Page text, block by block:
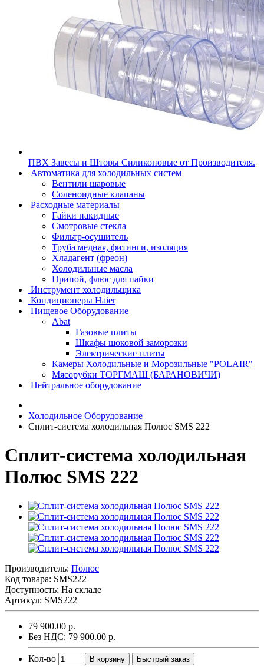
ПВХ Завесы и Шторы Силиконовые от Производителя.
Автоматика для холодильных систем
Вентили шаровые
Соленоидные клапаны
Расходные материалы
Гайки накидные
Смотровые стекла
Фильтр-осушитель
Труба медная, фитинги, изоляция
Хладагент (фреон)
Холодильные масла
Припой, флюс для пайки
Инструмент холодильщика
Кондиционеры Haier
Пищевое Оборудование
Abat
Газовые плиты
Шкафы шоковой заморозки
Электрические плиты
Камеры Холодильные и Морозильные "POLAIR"
Мясорубки ТОРГМАШ (БАРАНОВИЧИ)
Нейтральное оборудование
Холодильное Оборудование
Сплит-система холодильная Полюс SMS 222
Сплит-система холодильная
Полюс SMS 222
Производитель: Полюс
Код товара: SMS222
Доступность: На складе
Артикул: SMS222
79 900.00 р.
Без НДС: 79 900.00 р.
Кол-во В корзину Быстрый заказ